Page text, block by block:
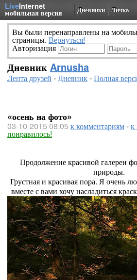
LiveInternet
мобильная версия Дневники Личка
Вы были перенаправлены на
страницы. Вернуться!
Авторизация
Дневник Arnusha
Лента друзей -Дневник-Полная
«осень на фото»
03-10-2015 08:05 к комментариям-к
понравилось!
Продолжение красивой галереи
природы.
Грустная и красивая пора. Я очень
вместе с вами хочу насладиться